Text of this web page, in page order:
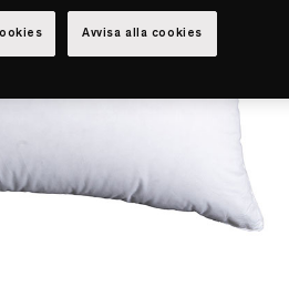
Avvisa alla cookies